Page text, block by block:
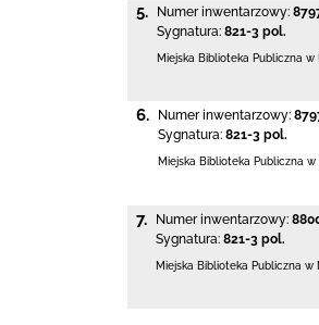
5. Numer inwentarzowy:
Sygnatura: 821-3 pol.
Miejska Biblioteka Publiczna
6. Numer inwentarzowy:
Sygnatura: 821-3 pol.
Miejska Biblioteka Publiczna
7. Numer inwentarzowy:
Sygnatura: 821-3 pol.
Miejska Biblioteka Publiczna w